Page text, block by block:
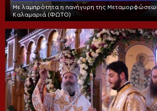
Με λαμπρότητα η πανήγυρη της
Καλαμαριά (ΦΩΤΟ)